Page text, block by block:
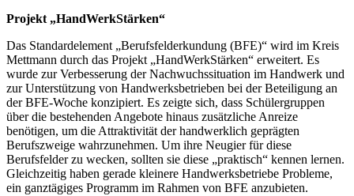
Projekt „HandWerkStärken“
Das Standardelement „Berufsfelderkundung (BFE)“ wird im Kreis
Mettmann durch das Projekt „HandWerkStärken“ erweitert. Es
wurde zur Verbesserung der Nachwuchssituation im Handwerk und
zur Unterstützung von Handwerksbetrieben bei der Beteiligung an
der BFE-Woche konzipiert. Es zeigte sich, dass Schülergruppen
über die bestehenden Angebote hinaus zusätzliche Anreize
benötigen, um die Attraktivität der handwerklich geprägten
Berufszweige wahrzunehmen. Um ihre Neugier für diese
Berufsfelder zu wecken, sollten sie diese „praktisch“ kennen lernen.
Gleichzeitig haben gerade kleinere Handwerksbetriebe Probleme,
ein ganztägiges Programm im Rahmen von BFE anzubieten.